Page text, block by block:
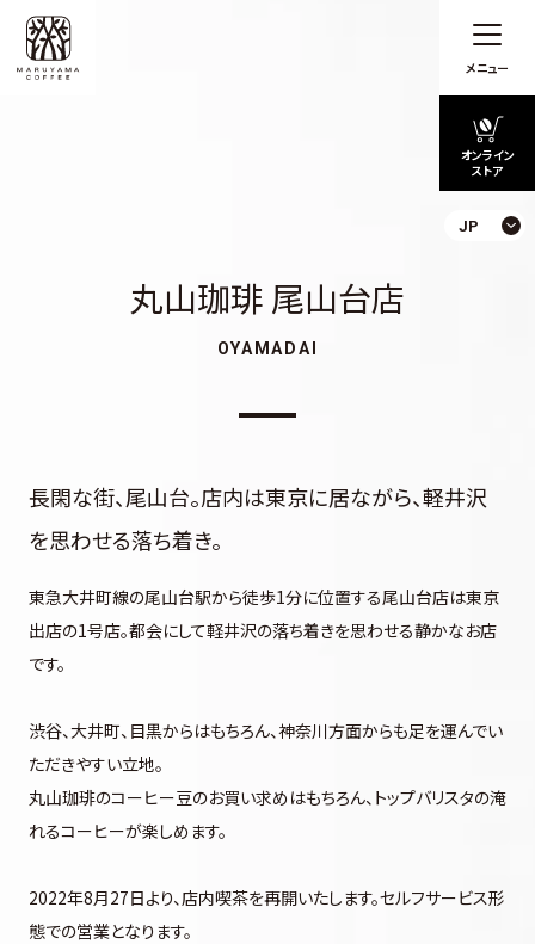
メニュー
オンライン
ストア
JP
丸山珈琲 尾山台店
OYAMADAI
長閑な街、尾山台。店内は東京に居ながら、軽井沢
を思わせる落ち着き。
東急大井町線の尾山台駅から徒歩1分に位置する尾山台店は東京
出店の1号店。都会にして軽井沢の落ち着きを思わせる静かなお店
です。
渋谷、大井町、目黒からはもちろん、神奈川方面からも足を運んでい
ただきやすい立地。
丸山珈琲のコーヒー豆のお買い求めはもちろん、トップバリスタの淹
れるコーヒーが楽しめます。
2022年8月27日より、店内喫茶を再開いたします。セルフサービス形
態での営業となります。